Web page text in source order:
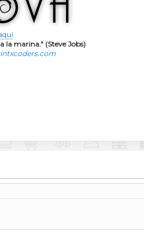
la marina." (Steve Jobs)